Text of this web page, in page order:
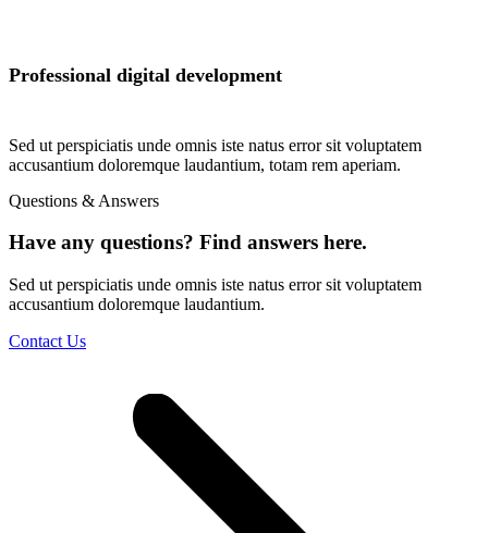
Professional digital development
Sed ut perspiciatis unde omnis iste natus error sit voluptatem
accusantium doloremque laudantium, totam rem aperiam.
Questions & Answers
Have any questions? Find answers here.
Sed ut perspiciatis unde omnis iste natus error sit voluptatem
accusantium doloremque laudantium.
Contact Us